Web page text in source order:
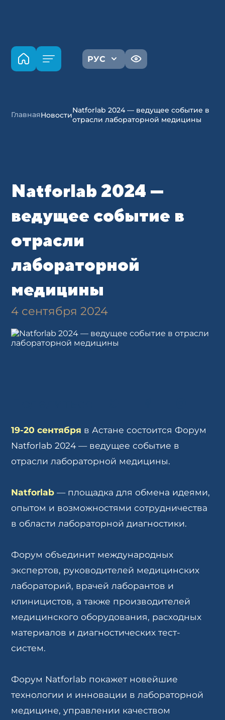
РУС
ГлавнаяНовости
Natforlab 2024 — ведущее событие в
отрасли лабораторной медицины
Natforlab 2024 —
ведущее событие в
отрасли
лабораторной
медицины
4 сентября 2024
19-20 сентября в Астане состоится Форум
Natforlab 2024 — ведущее событие в
отрасли лабораторной медицины.
Natforlab — площадка для обмена идеями,
опытом и возможностями сотрудничества
в области лабораторной диагностики.
Форум объединит международных
экспертов, руководителей медицинских
лабораторий, врачей лаборантов и
клиницистов, а также производителей
медицинского оборудования, расходных
материалов и диагностических тест-
систем.
Форум Natforlab покажет новейшие
технологии и инновации в лабораторной
медицине, управлении качеством